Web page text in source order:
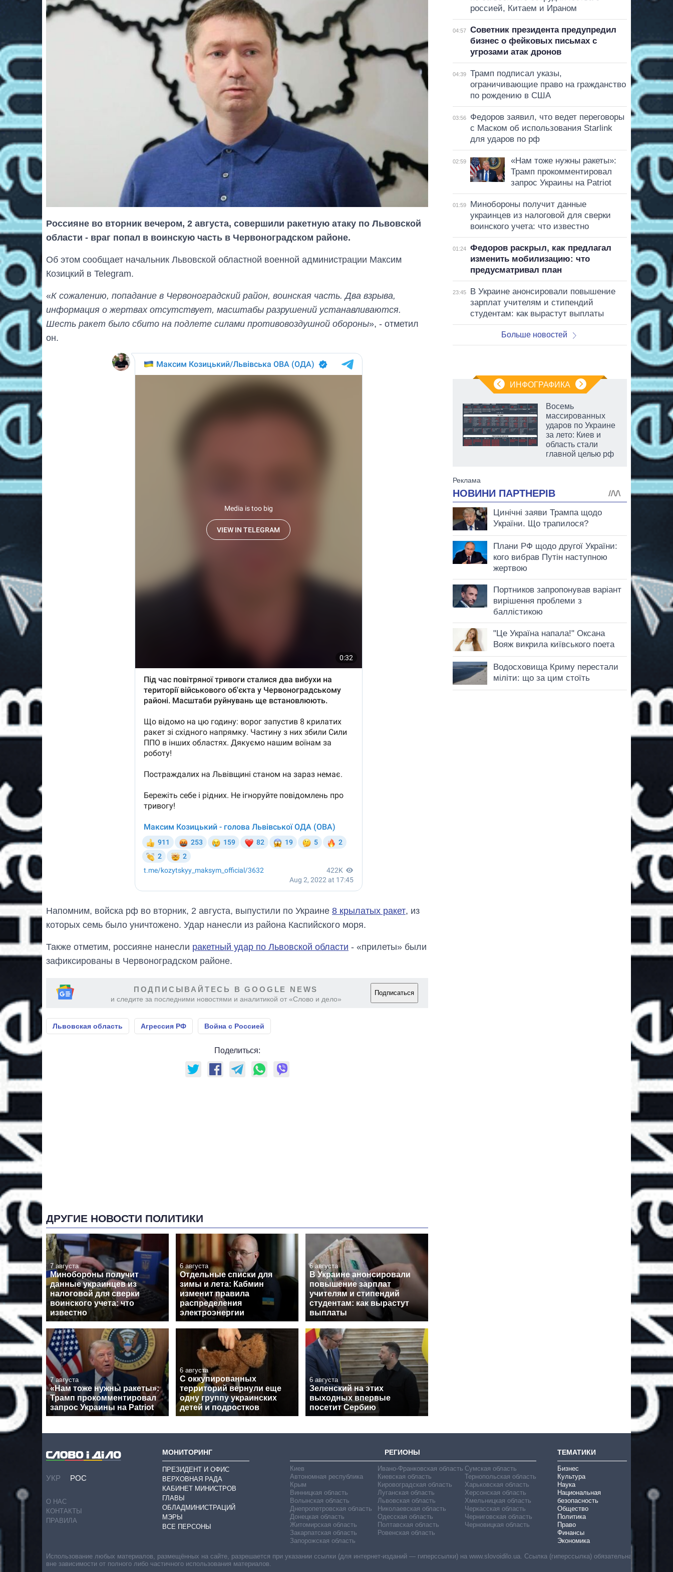
Россияне во вторник вечером, 2 августа, совершили ракетную атаку по Львовской
области - враг попал в воинскую часть в Червоноградском районе.
Об этом сообщает начальник Львовской областной военной администрации Максим
Козицкий в Telegram.
«К сожалению, попадание в Червоноградский район, воинская часть. Два взрыва,
информация о жертвах отсутствует, масштабы разрушений устанавливаются.
Шесть ракет было сбито на подлете силами противовоздушной обороны», - отметил
он.
Напомним, войска рф во вторник, 2 августа, выпустили по Украине 8 крылатых ракет, из
которых семь было уничтожено. Удар нанесли из района Каспийского моря.
Также отметим, россияне нанесли ракетный удар по Львовской области - «прилеты» были
зафиксированы в Червоноградском районе.
ПОДПИСЫВАЙТЕСЬ В GOOGLE NEWS
и следите за последними новостями и аналитикой от «Слово и дело»
Подписаться
Львовская область Агрессия РФ Война с Россией
Поделиться:
ДРУГИЕ НОВОСТИ ПОЛИТИКИ
7 августа
Минобороны получит
данные украинцев из
налоговой для сверки
воинского учета: что
известно
6 августа
Отдельные списки для
зимы и лета: Кабмин
изменит правила
распределения
электроэнергии
6 августа
В Украине анонсировали
повышение зарплат
учителям и стипендий
студентам: как вырастут
выплаты
7 августа
«Нам тоже нужны ракеты»:
Трамп прокомментировал
запрос Украины на Patriot
6 августа
С оккупированных
территорий вернули еще
одну группу украинских
детей и подростков
6 августа
Зеленский на этих
выходных впервые
посетит Сербию
россией, Китаем и Ираном
04:57
Советник президента предупредил
бизнес о фейковых письмах с
угрозами атак дронов
04:39
Трамп подписал указы,
ограничивающие право на гражданство
по рождению в США
03:56
Федоров заявил, что ведет переговоры
с Маском об использования Starlink
для ударов по рф
02:59
«Нам тоже нужны ракеты»:
Трамп прокомментировал
запрос Украины на Patriot
01:59
Минобороны получит данные
украинцев из налоговой для сверки
воинского учета: что известно
01:24
Федоров раскрыл, как предлагал
изменить мобилизацию: что
предусматривал план
23:45
В Украине анонсировали повышение
зарплат учителям и стипендий
студентам: как вырастут выплаты
Больше новостей
ИНФОГРАФИКА
Восемь
массированных
ударов по Украине
за лето: Киев и
область стали
главной целью рф
УКР РОС
О НАС
КОНТАКТЫ
ПРАВИЛА
МОНИТОРИНГ
ПРЕЗИДЕНТ И ОФИС
ВЕРХОВНАЯ РАДА
КАБИНЕТ МИНИСТРОВ
ГЛАВЫ
ОБЛАДМИНИСТРАЦИЙ
МЭРЫ
ВСЕ ПЕРСОНЫ
РЕГИОНЫ
Киев
Автономная республика
Крым
Винницкая область
Волынская область
Днепропетровская область
Донецкая область
Житомирская область
Закарпатская область
Запорожская область
Ивано-Франковская область
Киевская область
Кировоградская область
Луганская область
Львовская область
Николаевская область
Одесская область
Полтавская область
Ровенская область
Сумская область
Тернопольская область
Харьковская область
Херсонская область
Хмельницкая область
Черкасская область
Черниговская область
Черновицкая область
ТЕМАТИКИ
Бизнес
Культура
Наука
Национальная
безопасность
Общество
Политика
Право
Финансы
Экономика
Использование любых материалов, размещённых на сайте, разрешается при указании ссылки (для интернет-изданий — гиперссылки) на www.slovoidilo.ua. Ссылка (гиперссылка) обязательна
вне зависимости от полного либо частичного использования материалов.